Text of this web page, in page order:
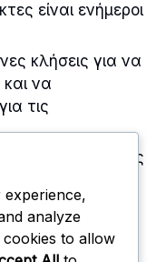
είναι ενήμεροι
κλήσεις για να
και να
τις
τους συμπαίκτες
analyze
to allow